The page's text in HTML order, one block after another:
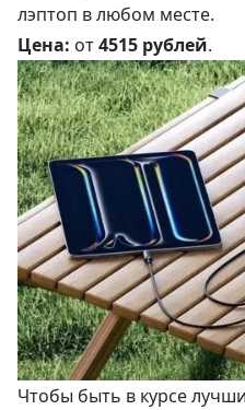
лэптоп в любом месте.
Цена: от4515 рублей.
Чтобы быть в курсе